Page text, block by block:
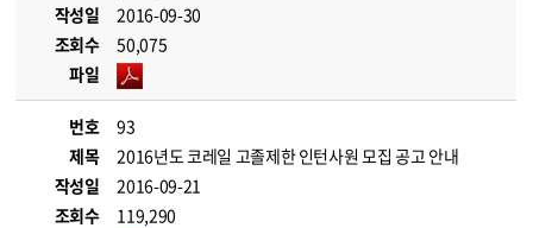
작성일
2016-09-30
조회수
50,075
파일
번호
93
제목
2016년도 코레일 고졸제한 인턴사원 모집 공고 안내
작성일
2016-09-21
조회수
119,290